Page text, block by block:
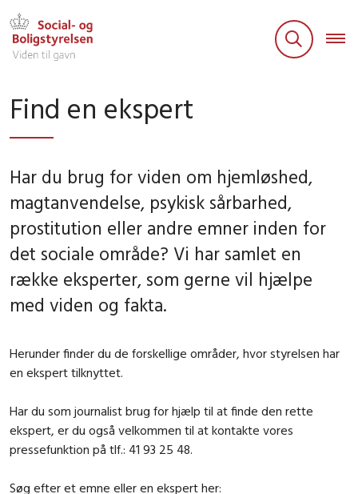
Find en ekspert
Har du brug for viden om hjemløshed,
magtanvendelse, psykisk sårbarhed,
prostitution eller andre emner inden for
det sociale område? Vi har samlet en
række eksperter, som gerne vil hjælpe
med viden og fakta.
Herunder finder du de forskellige områder, hvor styrelsen har
en ekspert tilknyttet.
Har du som journalist brug for hjælp til at finde den rette
ekspert, er du også velkommen til at kontakte vores
pressefunktion på tlf.: 41 93 25 48.
Søg efter et emne eller en ekspert her: